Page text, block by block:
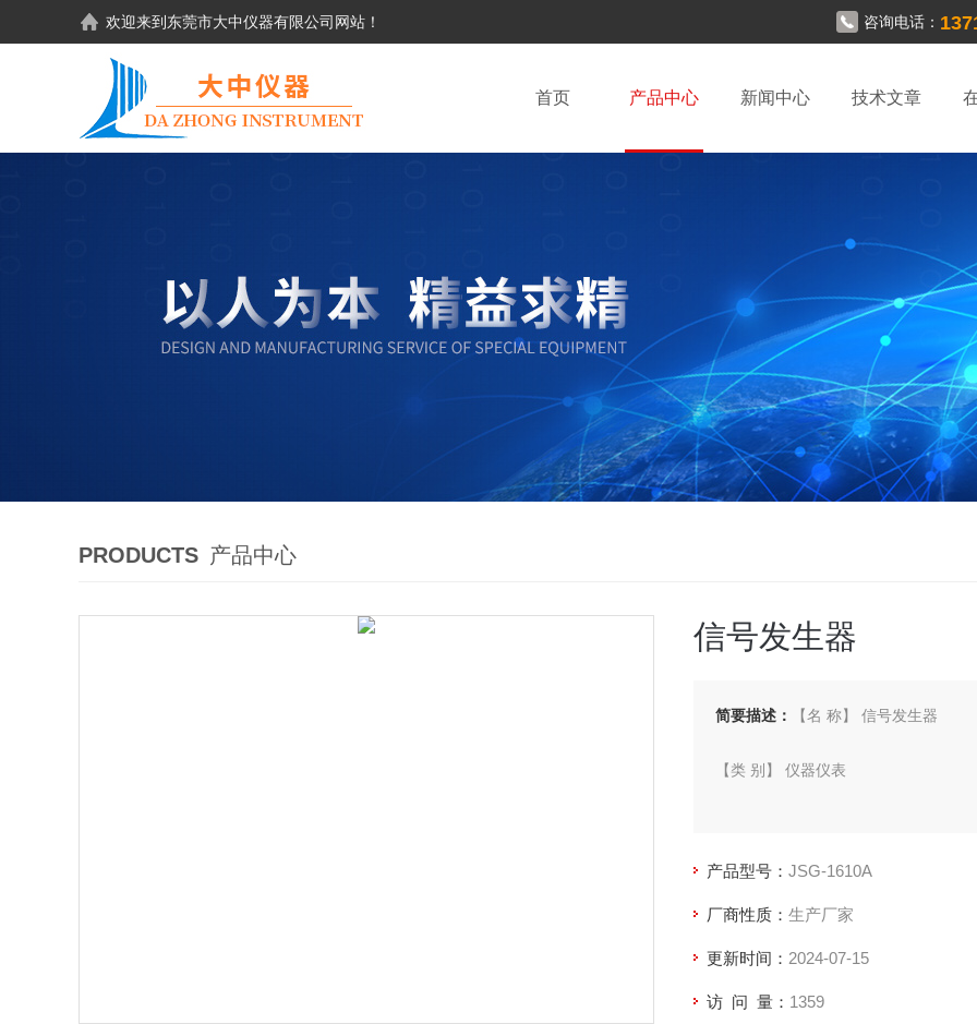
欢迎来到东莞市大中仪器有限公司网站！ 咨询电话：
首页 产品中心 新闻中心 技术文章
PRODUCTS 产品中心
信号发生器
简要描述： 【名 称】 信号发生器
【类 别】 仪器仪表
【厂 商】 南韩JUNG、JIN
产品型号： JSG-1610A
厂商性质： 生产厂家
更新时间： 2024-07-15
访 问 量： 1359